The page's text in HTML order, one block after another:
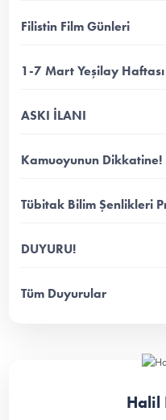
Filistin Film Günleri
1-7 Mart Yeşilay Haftası
ASKI İLANI
Kamuoyunun Dikkatine!
Tübitak Bilim Şenlikleri
DUYURU!
Tüm Duyurular
Halil